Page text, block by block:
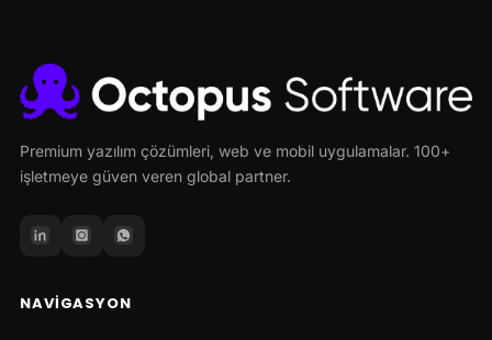
Premium yazılım çözümleri, web ve mobil uygulamalar. 100+
işletmeye güven veren global partner.
NAVIGASYON